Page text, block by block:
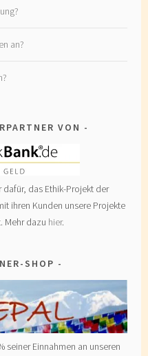
an?
VON
das Ethik-Projekt der
ihren Kunden unsere Projekte
Mehr dazu hier.
SHOP
seiner Einnahmen an unseren